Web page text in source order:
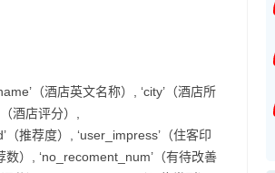
（酒店英文名称）, ‘city’（酒店所
酒店评分）,
推荐度）, ‘user_impress’（住客印
数）, ‘no_recoment_num’（有待改善